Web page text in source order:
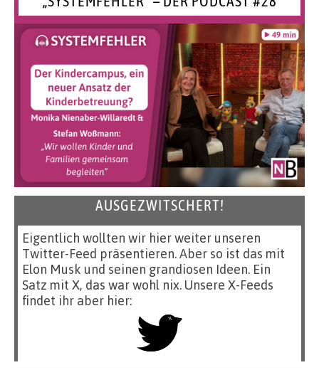
AUSGEZWITSCHERT!
Eigentlich wollten wir hier weiter unseren
Twitter-Feed präsentieren. Aber so ist das mit
Elon Musk und seinen grandiosen Ideen. Ein
Satz mit X, das war wohl nix. Unsere X-Feeds
findet ihr aber hier: